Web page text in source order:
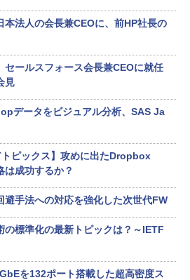
本法人の会長兼CEOに、前HP社長の
ールスフォース会長兼CEOに就任
見
データをビジュアル分析、SAS Ja
トピックス】攻めに出たDropbox
は成功するか？
避手法への対応を強化した次世代FW
の標準化の最新トピックは？～IETF
を132ポート搭載した超高密度ス